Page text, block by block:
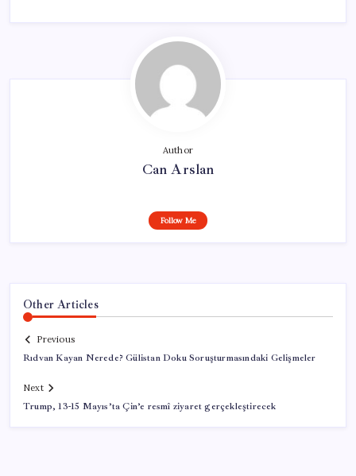
Author
Can Arslan
Follow Me
Other Articles
Previous
Rıdvan Kayan Nerede? Gülistan Doku Soruşturmasındaki Gelişmeler
Next
Trump, 13-15 Mayıs’ta Çin’e resmî ziyaret gerçekleştirecek